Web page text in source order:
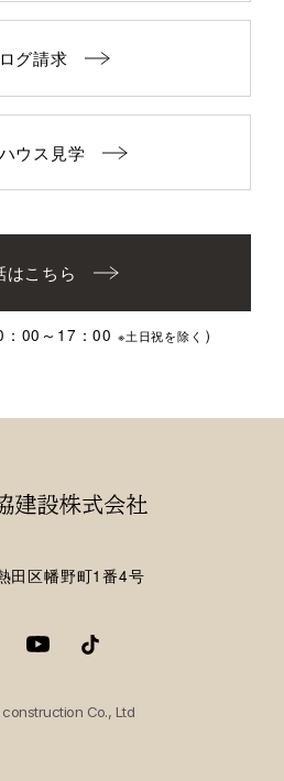
グ請求
ウス見学
はこちら
00～17：00 ※土日祝を除く ）
田区幡野町1番4号
Co., Ltd